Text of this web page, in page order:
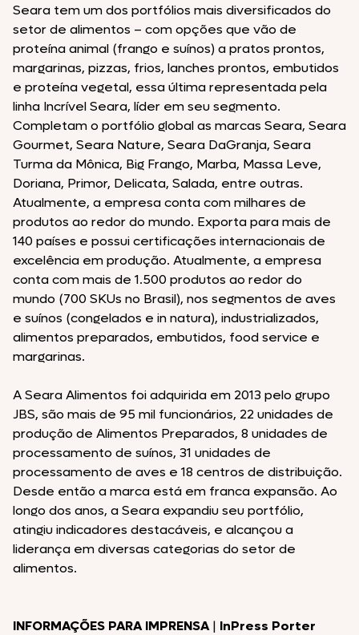
Seara tem um dos portfólios mais diversificados do
setor de alimentos – com opções que vão de
proteína animal (frango e suínos) a pratos prontos,
margarinas, pizzas, frios, lanches prontos, embutidos
e proteína vegetal, essa última representada pela
linha Incrível Seara, líder em seu segmento.
Completam o portfólio global as marcas Seara, Seara
Gourmet, Seara Nature, Seara DaGranja, Seara
Turma da Mônica, Big Frango, Marba, Massa Leve,
Doriana, Primor, Delicata, Salada, entre outras.
Atualmente, a empresa conta com milhares de
produtos ao redor do mundo. Exporta para mais de
140 países e possui certificações internacionais de
excelência em produção. Atualmente, a empresa
conta com mais de 1.500 produtos ao redor do
mundo (700 SKUs no Brasil), nos segmentos de aves
e suínos (congelados e in natura), industrializados,
alimentos preparados, embutidos, food service e
margarinas.
A Seara Alimentos foi adquirida em 2013 pelo grupo
JBS, são mais de 95 mil funcionários, 22 unidades de
produção de Alimentos Preparados, 8 unidades de
processamento de suínos, 31 unidades de
processamento de aves e 18 centros de distribuição.
Desde então a marca está em franca expansão. Ao
longo dos anos, a Seara expandiu seu portfólio,
atingiu indicadores destacáveis, e alcançou a
liderança em diversas categorias do setor de
alimentos.
INFORMAÇÕES PARA IMPRENSA| InPress Porter